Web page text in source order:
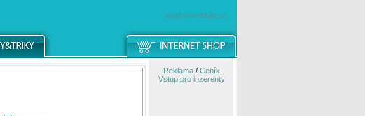
windowsmobile.cz
Reklama/ Ceník
Vstup pro inzerenty